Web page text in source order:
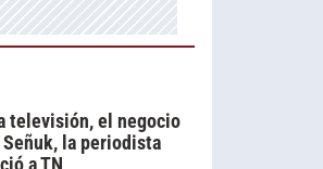
televisión, el negocio
la periodista
a TN